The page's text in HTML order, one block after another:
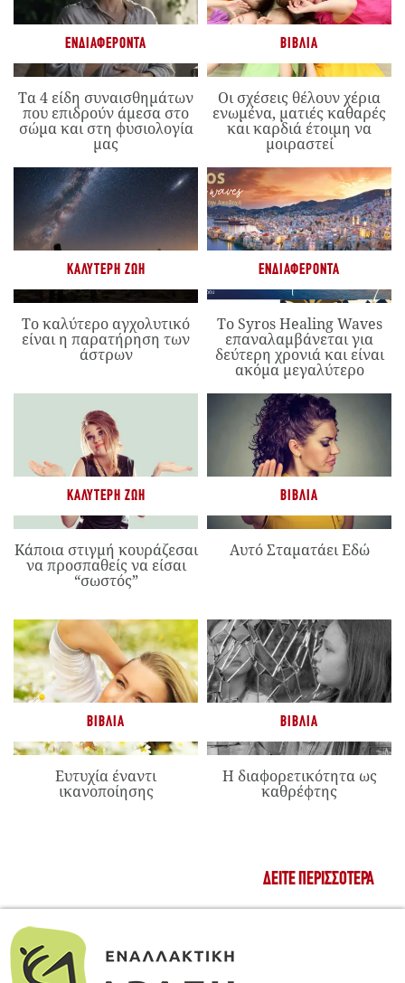
ΕΝΔΙΑΦΈΡΟΝΤΑ
Τα 4 είδη συναισθημάτων
που επιδρούν άμεσα στο
σώμα και στη φυσιολογία
μας
ΒΙΒΛΊΑ
Οι σχέσεις θέλουν χέρια
ενωμένα, ματιές καθαρές
και καρδιά έτοιμη να
μοιραστεί
ΚΑΛΎΤΕΡΗ ΖΩΉ
Το καλύτερο αγχολυτικό
είναι η παρατήρηση των
άστρων
ΕΝΔΙΑΦΈΡΟΝΤΑ
Το Syros Healing Waves
επαναλαμβάνεται για
δεύτερη χρονιά και είναι
ακόμα μεγαλύτερο
ΚΑΛΎΤΕΡΗ ΖΩΉ
Κάποια στιγμή κουράζεσαι
να προσπαθείς να είσαι
“σωστός”
ΒΙΒΛΊΑ
Αυτό Σταματάει Εδώ
ΒΙΒΛΊΑ
Ευτυχία έναντι
ικανοποίησης
ΒΙΒΛΊΑ
Η διαφορετικότητα ως
καθρέφτης
ΔΕΊΤΕ ΠΕΡΙΣΣΌΤΕΡΑ